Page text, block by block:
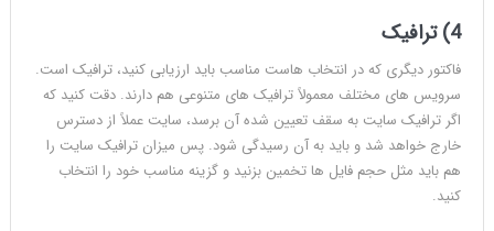
4) ترافیک
فاکتور دیگری که در انتخاب هاست مناسب باید ارزیابی کنید، ترافیک است.
سرویس های مختلف معمولاً ترافیک های متنوعی هم دارند. دقت کنید که
اگر ترافیک سایت به سقف تعیین شده آن برسد، سایت عملاً از دسترس
خارج خواهد شد و باید به آن رسیدگی شود. پس میزان ترافیک سایت را
هم باید مثل حجم فایل ها تخمین بزنید و گزینه مناسب خود را انتخاب
کنید.